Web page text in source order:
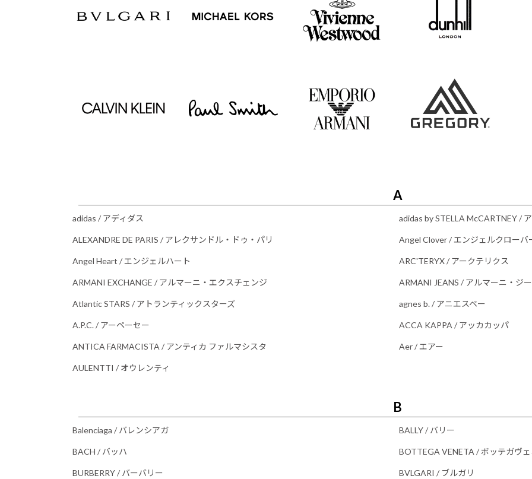
A
adidas / アディダス adidas by STELLA McCARTNEY /
ALEXANDRE DE PARIS / アレクサンドル・ドゥ・パリ Angel Clover / エンジェルクローバ
Angel Heart / エンジェルハート ARC'TERYX / アークテリクス
ARMANI EXCHANGE / アルマーニ・エクスチェンジ ARMANI JEANS / アルマーニ・ジ
Atlantic STARS / アトランティックスターズ agnes b. / アニエスベー
A.P.C. / アーペーセー ACCA KAPPA / アッカカッパ
ANTICA FARMACISTA / アンティカ ファルマシスタ Aer / エアー
AULENTTI / オウレンティ
B
Balenciaga / バレンシアガ BALLY / バリー
BACH / バッハ BOTTEGA VENETA / ボッテガヴェ
BURBERRY / バーバリー BVLGARI / ブルガリ